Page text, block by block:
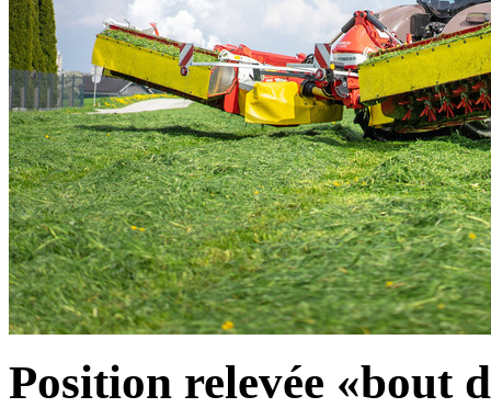
Position relevée «bout